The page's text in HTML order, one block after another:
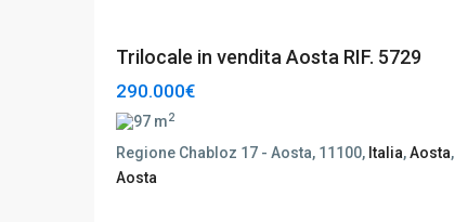
Trilocale in vendita Aosta RIF. 5729
290.000€
97 m2
Regione Chabloz 17 - Aosta, 11100, Italia,Aosta,
Aosta